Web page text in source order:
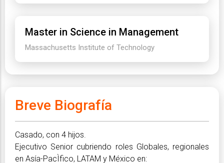
Master in Science in Management
Massachusetts Institute of Technology
Breve Biografía
Casado, con 4 hijos.
Ejecutivo Senior cubriendo roles Globales, regionales
en Asía-PacÌfico, LATAM y México en: